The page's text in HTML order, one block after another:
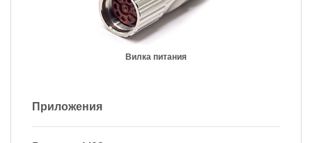
Вилка питания
Приложения